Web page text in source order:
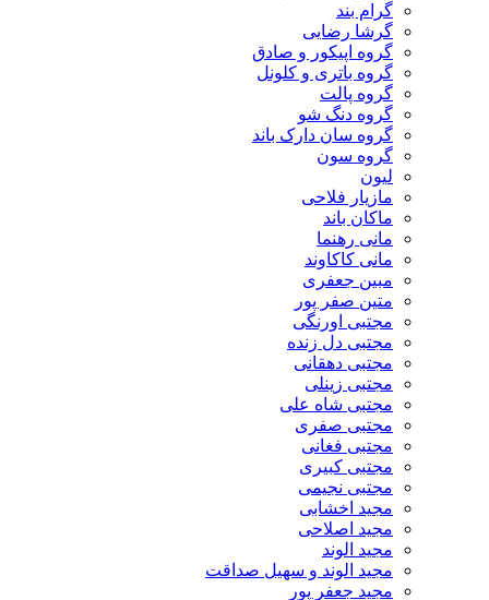
گرام بند
گرشا رضایی
گروه اپیکور و صادق
گروه باتری و کلونل
گروه پالت
گروه دنگ شو
گروه سان دارک باند
گروه سون
لیون
مازیار فلاحی
ماکان باند
مانی رهنما
مانی کاکاوند
مبین جعفری
متین صفر پور
مجتبی اورنگی
مجتبی دل زنده
مجتبی دهقانی
مجتبی زینلی
مجتبی شاه علی
مجتبی صفری
مجتبی فغانی
مجتبی کبیری
مجتبی نجیمی
مجید اخشابی
مجید اصلاحی
مجید الوند‎
مجید الوند و سهیل صداقت
مجید جعفر پور